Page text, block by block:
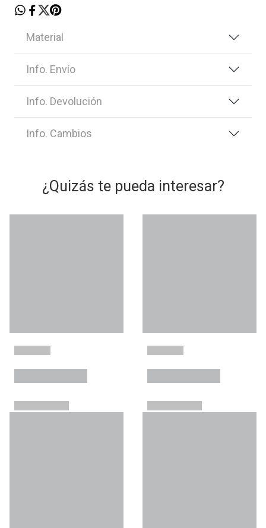
Material
Info. Envío
Info. Devolución
Info. Cambios
¿Quizás te pueda interesar?